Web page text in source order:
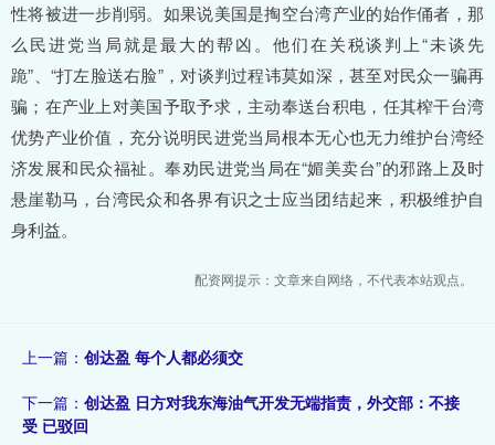
性将被进一步削弱。如果说美国是掏空台湾产业的始作俑者，那
么民进党当局就是最大的帮凶。他们在关税谈判上“未谈先
跪”、“打左脸送右脸”，对谈判过程讳莫如深，甚至对民众一骗再
骗；在产业上对美国予取予求，主动奉送台积电，任其榨干台湾
优势产业价值，充分说明民进党当局根本无心也无力维护台湾经
济发展和民众福祉。奉劝民进党当局在“媚美卖台”的邪路上及时
悬崖勒马，台湾民众和各界有识之士应当团结起来，积极维护自
身利益。
配资网提示：文章来自网络，不代表本站观点。
上一篇： 创达盈 每个人都必须交
下一篇： 创达盈 日方对我东海油气开发无端指责，外交部：不接
受 已驳回